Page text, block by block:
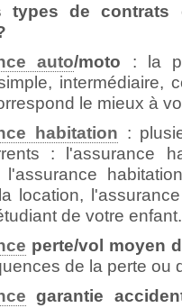
types de contrats
auto/moto : la
intermédiaire,
le mieux à
habitation :
: l'assurance
l'assurance
location,
de votre
perte/vol moyen
de la perte ou
garantie